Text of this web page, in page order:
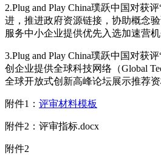
2.Plug and Play China璞跃中国对获
进，推进政府资源链接，协助概念
服务中小企业提供优先入选加速营机
3.Plug and Play China璞跃中国对获
创企业提供全球科技网络（Global
全球开放式创新高峰论坛展示推荐资
附件1： 评审材料模板
附件2：评审指标.docx
附件2